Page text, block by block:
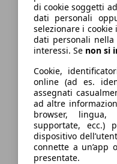
di cookie soggetti
dati personali
selezionare i
dati personali
interessi. Se non si
Cookie,
online (ad es.
assegnati
ad altre
browser, lingua,
supportate, ecc.)
dispositivo
connette a
presentate.